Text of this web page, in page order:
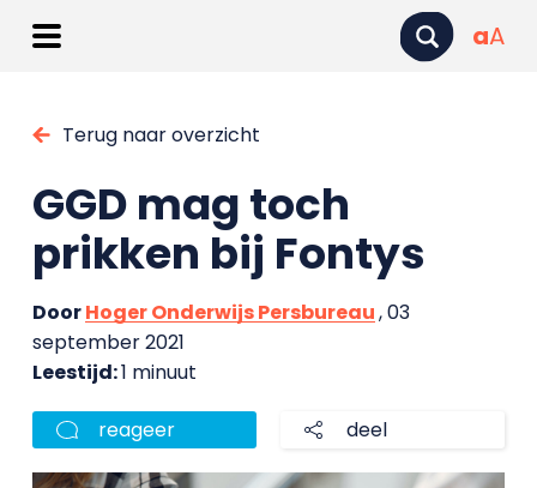
aA
Terug naar overzicht
GGD mag toch
prikken bij Fontys
DoorHoger Onderwijs Persbureau, 03
september 2021
Leestijd:1 minuut
reageer deel